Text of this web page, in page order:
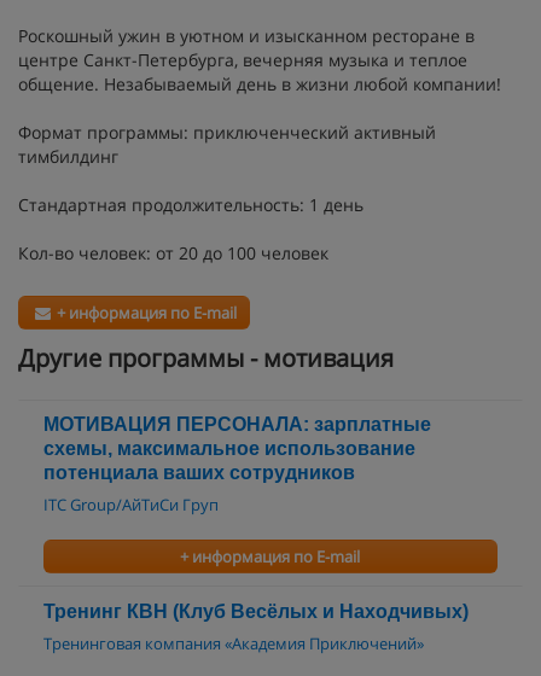
Роскошный ужин в уютном и изысканном ресторане в
центре Санкт-Петербурга, вечерняя музыка и теплое
общение. Незабываемый день в жизни любой компании!
Формат программы: приключенческий активный
тимбилдинг
Стандартная продолжительность: 1 день
Кол-во человек: от 20 до 100 человек
+ информация по E-mail
Другие программы - мотивация
МОТИВАЦИЯ ПЕРСОНАЛА: зарплатные
схемы, максимальное использование
потенциала ваших сотрудников
ITC Group/АйТиСи Груп
+ информация по E-mail
Тренинг КВН (Клуб Весёлых и Находчивых)
Тренинговая компания «Академия Приключений»